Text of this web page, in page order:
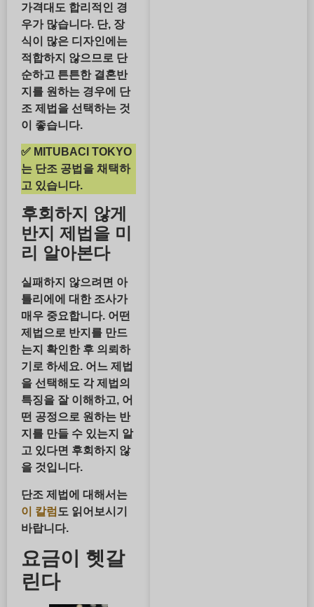
가격대도 합리적인 경
우가 많습니다. 단, 장
식이 많은 디자인에는
적합하지 않으므로 단
순하고 튼튼한 결혼반
지를 원하는 경우에
단
조 제법을 선택하는 것
이 좋습니다.
✅ MITUBACI TOKYO
는 단조 공법을 채택하
고 있습니다.
후회하지 않게
반지 제법을 미
리 알아본다
실패하지 않으려면 아
틀리에에 대한 조사가
매우 중요합니다. 어떤
제법으로 반지를 만드
는지 확인한 후 의뢰하
기로 하세요. 어느 제법
을 선택해도 각 제법의
특징을 잘 이해하고, 어
떤 공정으로 원하는 반
지를 만들 수 있는지 알
고 있다면 후회하지 않
을 것입니다.
단조 제법에 대해서는
이 칼럼 도 읽어보시기
바랍니다.
요금이 헷갈
린다